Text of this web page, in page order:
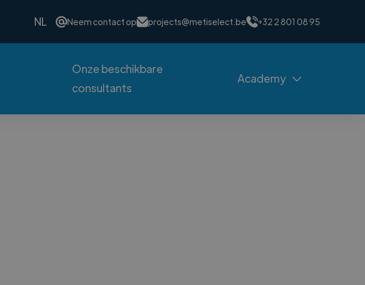
NL Neem contact op projects@metiselect.be +32 2 801 08 95
Onze beschikbare
consultants
Academy 